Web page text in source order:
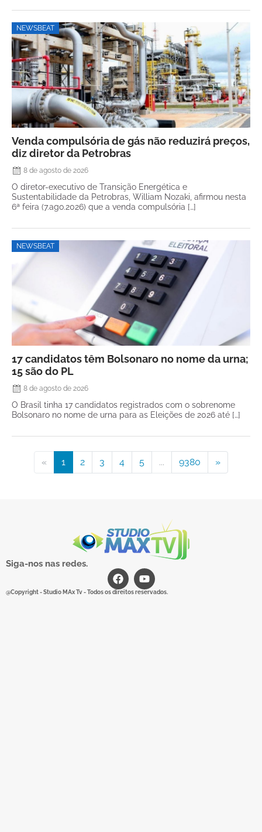
NEWSBEAT
Venda compulsória de gás não reduzirá preços,
diz diretor da Petrobras
8 de agosto de 2026
O diretor-executivo de Transição Energética e
Sustentabilidade da Petrobras, William Nozaki, afirmou nesta
6ª feira (7.ago.2026) que a venda compulsória […]
NEWSBEAT
17 candidatos têm Bolsonaro no nome da urna;
15 são do PL
8 de agosto de 2026
O Brasil tinha 17 candidatos registrados com o sobrenome
Bolsonaro no nome de urna para as Eleições de 2026 até […]
« 1 2 3 4 5 ... 9380 »
Siga-nos nas redes.
@Copyright - Studio MAx Tv - Todos os direitos reservados.